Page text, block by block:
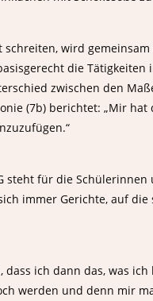
wird
die Tätigkeiten
zwischen den
(7b) berichtet: „Mir
steht für die
immer Gerichte, auf
ich dann das, was
werden und denn mir